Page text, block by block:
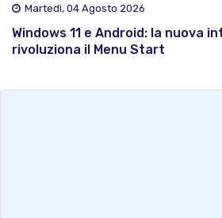
Martedì, 04 Agosto 2026
Windows 11 e Android: la nuova
rivoluziona il Menu Start